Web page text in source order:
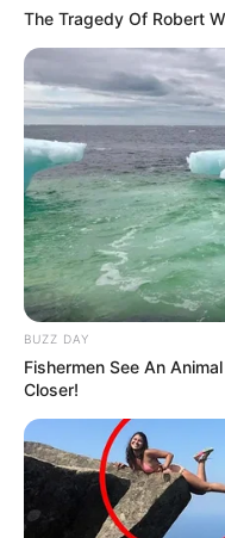
The Tragedy Of Robert
BUZZ DAY
Fishermen See An
Closer!